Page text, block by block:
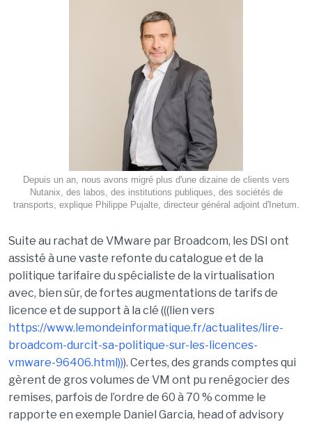
Depuis un an, nous avons migré plus d'une dizaine de clients vers
Nutanix, des labos, des institutions publiques, des sociétés de
transports, explique Philippe Pujalte, directeur général adjoint d'Inetum.
Suite au rachat de VMware par Broadcom, les DSI ont
assisté à une vaste refonte du catalogue et de la
politique tarifaire du spécialiste de la virtualisation
avec, bien sûr, de fortes augmentations de tarifs de
licence et de support à la clé (((lien vers
https://www.lemondeinformatique.fr/actualites/lire-
broadcom-durcit-sa-politique-sur-les-licences-
vmware-96406.html))). Certes, des grands comptes qui
gèrent de gros volumes de VM ont pu renégocier des
remises, parfois de l’ordre de 60 à 70 % comme le
rapporte en exemple Daniel Garcia, head ofadvisory